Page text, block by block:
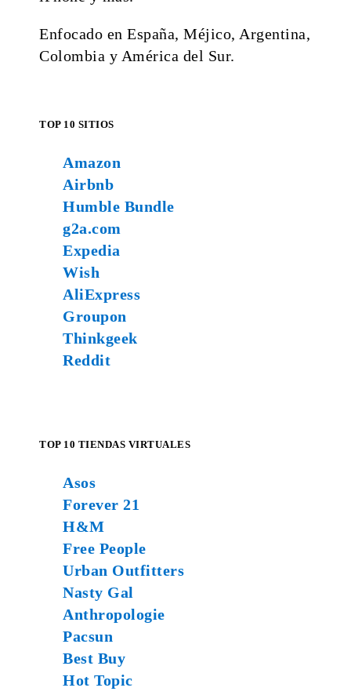
Enfocado en España, Méjico, Argentina,
Colombia y América del Sur.
TOP 10 SITIOS
Amazon
Airbnb
Humble Bundle
g2a.com
Expedia
Wish
AliExpress
Groupon
Thinkgeek
Reddit
TOP 10 TIENDAS VIRTUALES
Asos
Forever 21
H&M
Free People
Urban Outfitters
Nasty Gal
Anthropologie
Pacsun
Best Buy
Hot Topic